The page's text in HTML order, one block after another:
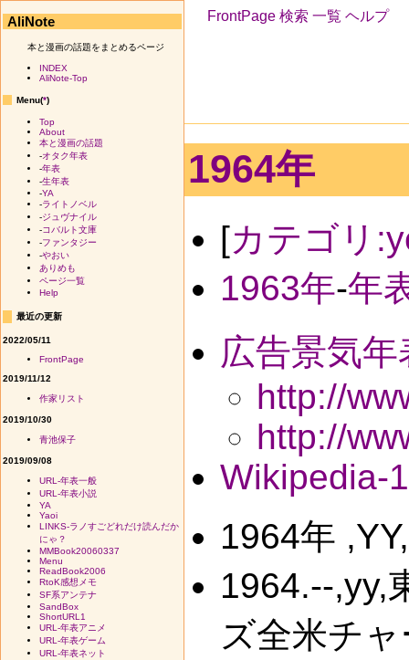
FrontPage 検索 一覧 ヘルプ
1964年
[カテゴリ
1963年-年
広告景気年
http://
http://
Wikipedia-
1964年
1964.--,yy,
ズ全米チ
AliNote
本と漫画の話題をまとめるページ
INDEX
AliNote-Top
Menu(*)
Top
About
本と漫画の話題
-オタク年表
-年表
-生年表
-YA
-ライトノベル
-ジュヴナイル
-コバルト文庫
-ファンタジー
-やおい
ありめも
ページ一覧
Help
最近の更新
2022/05/11
FrontPage
2019/11/12
作家リスト
2019/10/30
青池保子
2019/09/08
URL-年表一般
URL-年表小説
YA
Yaoi
LINKS-ラノすごどれだけ読んだか
にゃ？
MMBook20060337
Menu
ReadBook2006
RtoK感想メモ
SF系アンテナ
SandBox
ShortURL1
URL-年表アニメ
URL-年表ゲーム
URL-年表ネット